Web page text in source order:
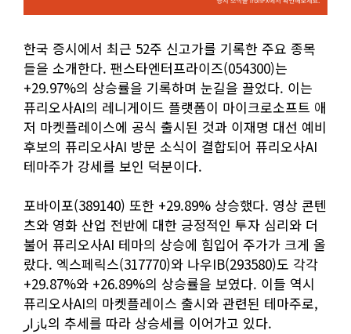
한국 증시에서 최근 52주 신고가를 기록한 주요 종목
들을 소개한다. 팬스타엔터프라이즈(054300)는
+29.97%의 상승률을 기록하며 눈길을 끌었다. 이는
퓨리오사AI의 레니게이드 플랫폼이 마이크로소프트 애
저 마켓플레이스에 공식 출시된 것과 이재명 대선 예비
후보의 퓨리오사AI 방문 소식이 결합되어 퓨리오사AI
테마주가 강세를 보인 덕분이다.
포바이포(389140) 또한 +29.89% 상승했다. 영상 콘텐
츠와 영화 산업 전반에 대한 긍정적인 투자 심리와 더
불어 퓨리오사AI 테마의 상승에 힘입어 주가가 크게 올
랐다. 엑스페릭스(317770)와 나우IB(293580)도 각각
+29.87%와 +26.89%의 상승률을 보였다. 이들 역시
퓨리오사AI의 마켓플레이스 출시와 관련된 테마주로,
بازار의 추세를 따라 상승세를 이어가고 있다.